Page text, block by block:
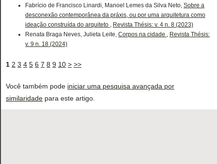
Fabrício de Francisco Linardi, Manoel Lemes da Silva Neto, Sobre a
desconexão contemporânea da práxis, ou por uma arquitetura como
ideação construída do arquiteto , Revista Thésis: v. 4 n. 8 (2023)
Renata Braga Neves, Julieta Leite, Corpos na cidade , Revista Thésis:
v. 9 n. 18 (2024)
1 2 3 4 5 6 7 8 9 10 > >>
Você também pode iniciar uma pesquisa avançada por
similaridade para este artigo.